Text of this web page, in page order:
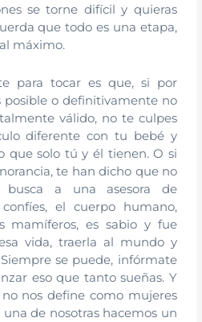
se torne difícil y quieras
que todo es una etapa,
máximo.
para tocar es que, si por
o definitivamente no
válido, no te culpes
diferente con tu bebé y
que solo tú y él tienen. O si
te han dicho que no
busca a una asesora de
el cuerpo humano,
mamíferos, es sabio y fue
vida, traerla al mundo y
se puede, infórmate
eso que tanto sueñas. Y
nos define como mujeres
de nosotras hacemos un